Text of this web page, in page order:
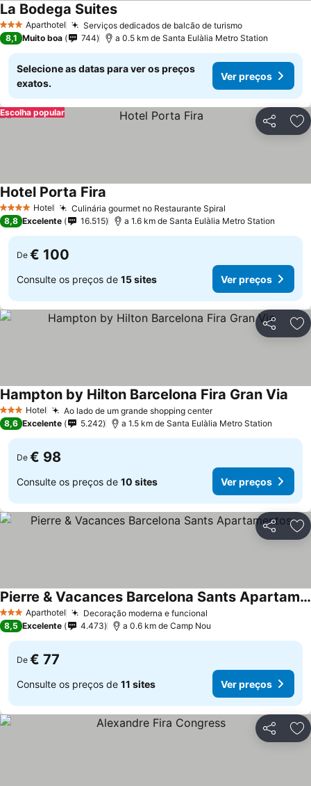
3 EstrelasAparthotel Serviços dedicados de balcão de turismoVer preços
La Bodega SuitesVer preços
8,1 Muito boa 744 a 0.5 km de Santa Eulàlia Metro Station
Selecione as datas para ver os preços
exatos.
Ver preços
Partilhar
Escolha popular
4 EstrelasHotel Culinária gourmet no Restaurante Spiral
Hotel Porta Fira
8,8 Excelente 16.515 a 1.6 km de Santa Eulàlia Metro Station
De € 100
Consulte os preços de 15 sites Ver preços
Partilhar
3 EstrelasHotel Ao lado de um grande shopping centerVer preços
Hampton by Hilton Barcelona Fira Gran Via
8,6 Excelente 5.242 a 1.5 km de Santa Eulàlia Metro Station
De € 98
Consulte os preços de 10 sites Ver preços
Partilhar
3 EstrelasAparthotel Decoração moderna e funcional
Pierre & Vacances Barcelona Sants Apartamentos
Ver preços
8,5 Excelente 4.473 a 0.6 km de Camp Nou
De € 77
Consulte os preços de 11 sites Ver preços
Partilhar